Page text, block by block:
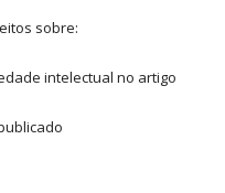
sobre:
intelectual no artigo